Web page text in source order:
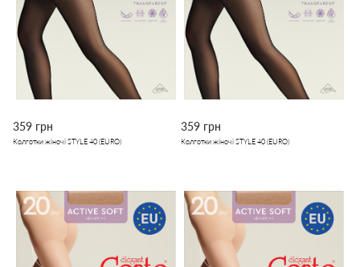
359 грн
Колготки жіночі STYLE 40 (EURO)
359 грн
Колготки жіночі STYLE 40 (EURO)